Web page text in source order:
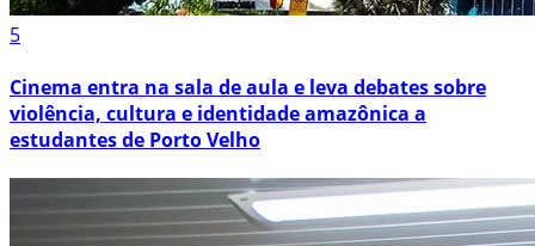
5
Cinema entra na sala de aula e leva debates sobre
violência, cultura e identidade amazônica a
estudantes de Porto Velho